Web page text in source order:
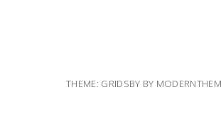
THEME: GRIDSBY BY